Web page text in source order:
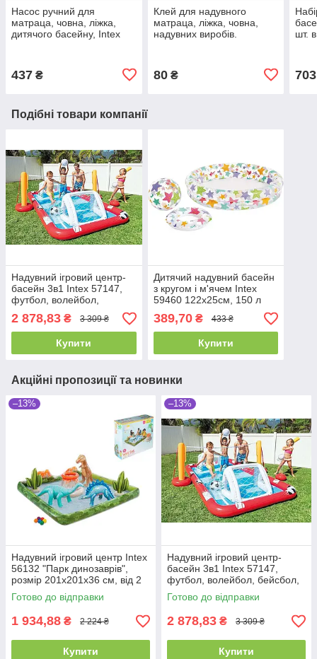
Насос ручний для
матраца, човна, ліжка,
дитячого басейну, Intex
437 ₴
Клей для надувного
матраца, ліжка, човна,
надувних виробів.
80₴
шт.
703
Подібні товари компанії
Надувний ігровий центр-
басейн 3в1 Intex 57147,
футбол, волейбол,
бейсбол, від 2 років
325х267х112 см.
2 878,83 ₴ 3 309 ₴
Купити
Дитячий надувний басейн
з кругом і м'ячем Intex
59460 122х25см, 150 л
389,70₴ 433 ₴
Купити
Акційні пропозиції та новинки
–13%
Надувний ігровий центр Intex
56132 "Парк динозаврів",
розмір 201x201x36 см, від 2
років
Готово до відправки
1 934,88 ₴ 2 224 ₴
Купити
–13%
Надувний ігровий центр-
басейн 3в1 Intex 57147,
футбол, волейбол, бейсбол,
від 2 років 325х267х112 см.
Готово до відправки
2 878,83 ₴ 3 309 ₴
Купити